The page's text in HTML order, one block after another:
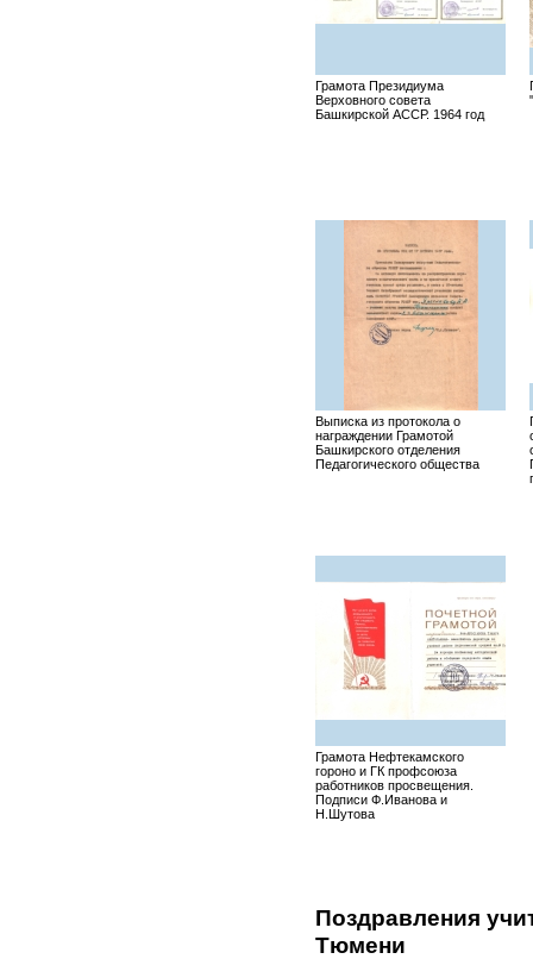
Грамота Президиума
Верховного совета
Башкирской АССР. 1964 год
Выписка из протокола о
награждении Грамотой
Башкирского отделения
Педагогического общества
Грамота Нефтекамского
гороно и ГК профсоюза
работников просвещения.
Подписи Ф.Иванова и
Н.Шутова
Поздравления
Тюмени